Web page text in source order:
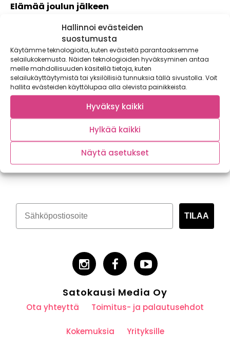
Hallinnoi evästeiden
suostumusta
Käytämme teknologioita, kuten evästeitä parantaaksemme
selailukokemusta. Näiden teknologioiden hyväksyminen antaa
meille mahdollisuuden käsitellä tietoja, kuten
selailukäyttäytymistä tai yksilöllisiä tunnuksia tällä sivustolla. Voit
hallita evästeiden käyttölupaa alla olevista painikkeista.
Hyväksy kaikki
Hylkää kaikki
Näytä asetukset
Elämää joulun jälkeen
Monissa suomalaisissa kodeissa joulu on runsaiden
tarjoilujen juhla. Vastuulliseen jouluun kuuluu vaivalla
valmistettujen herkkujen...
Tilaa kasvispitoinen uutiskirje
TILAA
Satokausi Media Oy
Ota yhteyttä Toimitus- ja palautusehdot
Kokemuksia Yrityksille